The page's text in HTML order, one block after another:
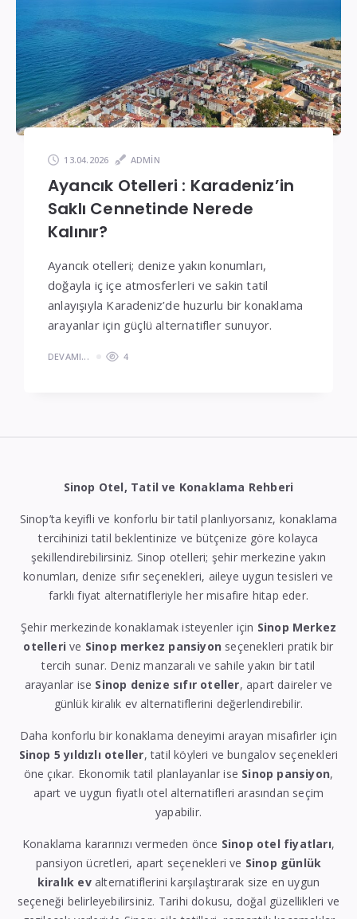
13.04.2026 ADMIN
Ayancık Otelleri : Karadeniz’in
Saklı Cennetinde Nerede
Kalınır?
Ayancık otelleri; denize yakın konumları,
doğayla iç içe atmosferleri ve sakin tatil
anlayışıyla Karadeniz’de huzurlu bir konaklama
arayanlar için güçlü alternatifler sunuyor.
DEVAMI... 4
Sinop Otel, Tatil ve Konaklama Rehberi
Sinop’ta keyifli ve konforlu bir tatil planlıyorsanız, konaklama
tercihinizi tatil beklentinize ve bütçenize göre kolayca
şekillendirebilirsiniz. Sinop otelleri; şehir merkezine yakın
konumları, denize sıfır seçenekleri, aileye uygun tesisleri ve
farklı fiyat alternatifleriyle her misafire hitap eder.
Şehir merkezinde konaklamak isteyenler için Sinop Merkez
otelleri ve Sinop merkez pansiyon seçenekleri pratik bir
tercih sunar. Deniz manzaralı ve sahile yakın bir tatil
arayanlar ise Sinop denize sıfır oteller, apart daireler ve
günlük kiralık ev alternatiflerini değerlendirebilir.
Daha konforlu bir konaklama deneyimi arayan misafirler için
Sinop 5 yıldızlı oteller, tatil köyleri ve bungalov seçenekleri
öne çıkar. Ekonomik tatil planlayanlar ise Sinop pansiyon,
apart ve uygun fiyatlı otel alternatifleri arasından seçim
yapabilir.
Konaklama kararınızı vermeden önce Sinop otel fiyatları,
pansiyon ücretleri, apart seçenekleri ve Sinop günlük
kiralık evalternatiflerini karşılaştırarak size en uygun
seçeneği belirleyebilirsiniz. Tarihi dokusu, doğal güzellikleri ve